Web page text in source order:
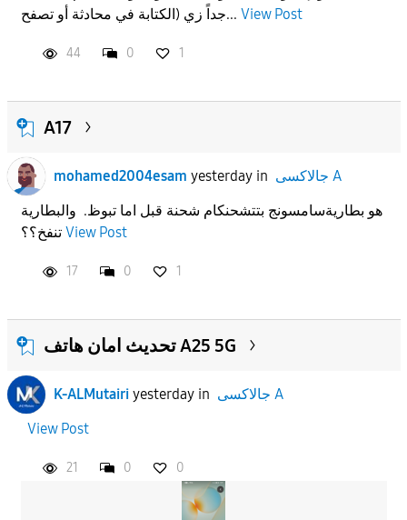
جداً زي (الكتابة في محادثة أو تصفح... View Post
44 0 1
A17
mohamed2004esam yesterdayin
جالاكسى A
هو بطاريةسامسونج بتتشحنكام شحنة قبل اما تبوظ. والبطارية
تنفخ؟؟ View Post
17 0 1
تحديث امان هاتف A25 5G
K-ALMutairi yesterdayin
جالاكسى A
View Post
21 0 0